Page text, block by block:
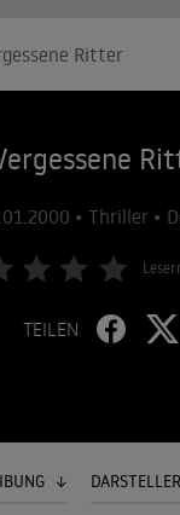
Ritter
• Thriller •
TEILEN
DARSTELLER